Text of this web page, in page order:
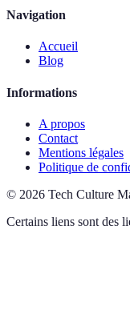
Navigation
Accueil
Blog
Informations
A propos
Contact
Mentions légales
Politique de
© 2026 Tech Culture
Certains liens sont des